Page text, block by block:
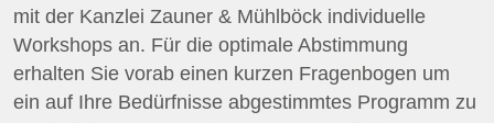
mit der Kanzlei Zauner & Mühlböck individuelle
Workshops an. Für die optimale Abstimmung
erhalten Sie vorab einen kurzen Fragenbogen um
ein auf Ihre Bedürfnisse abgestimmtes Programm zu